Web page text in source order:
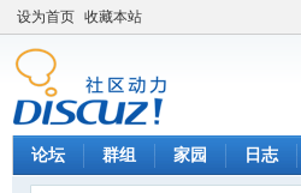
设为首页 收藏本站
论坛 群组 家园 日志